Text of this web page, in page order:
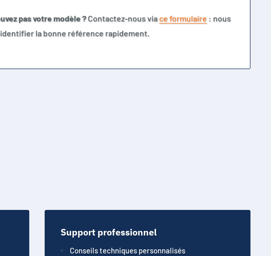
pas votre modèle ?Contactez-nous viace formulaire : nous
la bonne référence rapidement.
Support professionnel
Conseils techniques personnalisés